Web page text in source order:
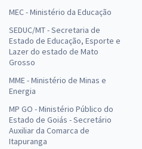
MEC - Ministério da Educação
SEDUC/MT - Secretaria de
Estado de Educação, Esporte e
Lazer do estado de Mato
Grosso
MME - Ministério de Minas e
Energia
MP GO - Ministério Público do
Estado de Goiás - Secretário
Auxiliar da Comarca de
Itapuranga